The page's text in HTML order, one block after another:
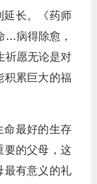
延长。《药师
…病得除愈，
祈愿无论是对
积累巨大的福
命最好的生存
要的父母，这
最有意义的礼